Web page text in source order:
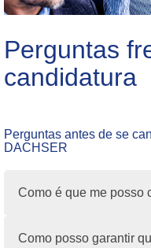
Perguntas
candidatura
Perguntas antes de se
DACHSER
Como é que me posso
Como posso garantir